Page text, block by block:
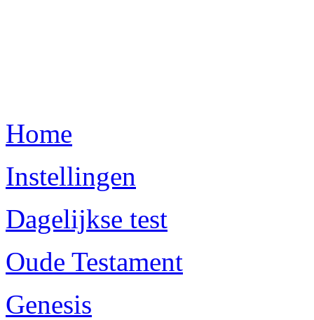
Home
Instellingen
Dagelijkse test
Oude Testament
Genesis